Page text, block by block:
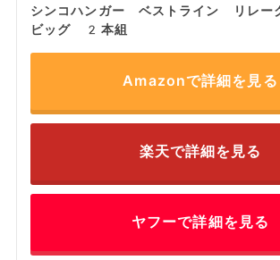
シンコハンガー ベストライン リレー
ビッグ 2本組
Amazonで詳細を見る
楽天で詳細を見る
ヤフーで詳細を見る